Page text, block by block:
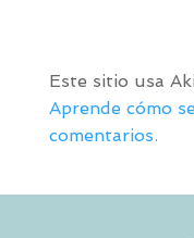
Este sitio usa
Aprende cómo
comentarios.